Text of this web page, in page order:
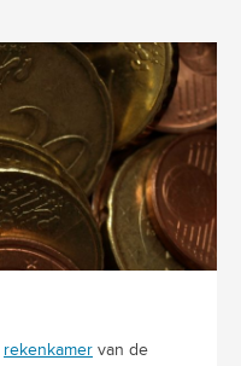
rekenkamer van de